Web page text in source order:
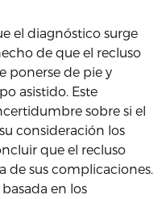
el diagnóstico surge
de que el recluso
ponerse de pie y
asistido. Este
sobre si el
consideración los
que el recluso
de sus complicaciones.
en los